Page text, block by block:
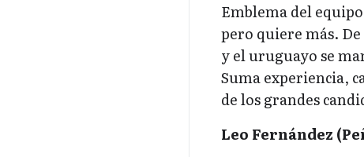
Emblema del
pero quiere más.
y el uruguayo se
Suma experiencia,
de los grandes
Leo Fernández